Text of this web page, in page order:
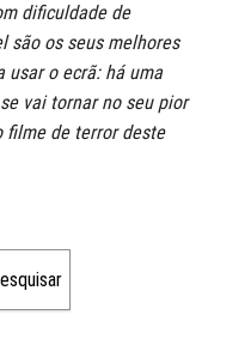
dificuldade de
são os seus melhores
usar o ecrã: há uma
vai tornar no seu pior
filme de terror deste